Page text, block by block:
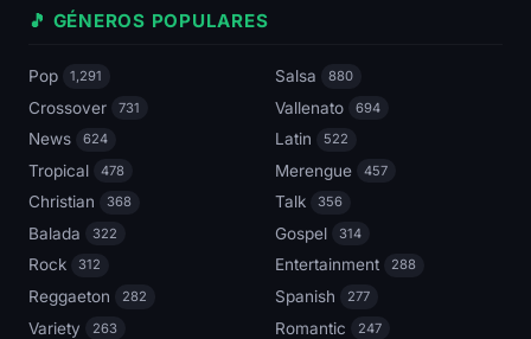
🎵 GÉNEROS POPULARES
Pop 1,291 Salsa 880
Crossover 731 Vallenato 694
News 624 Latin 522
Tropical 478 Merengue 457
Christian 368 Talk 356
Balada 322 Gospel 314
Rock 312 Entertainment 288
Reggaeton 282 Spanish 277
Variety 263 Romantic 247